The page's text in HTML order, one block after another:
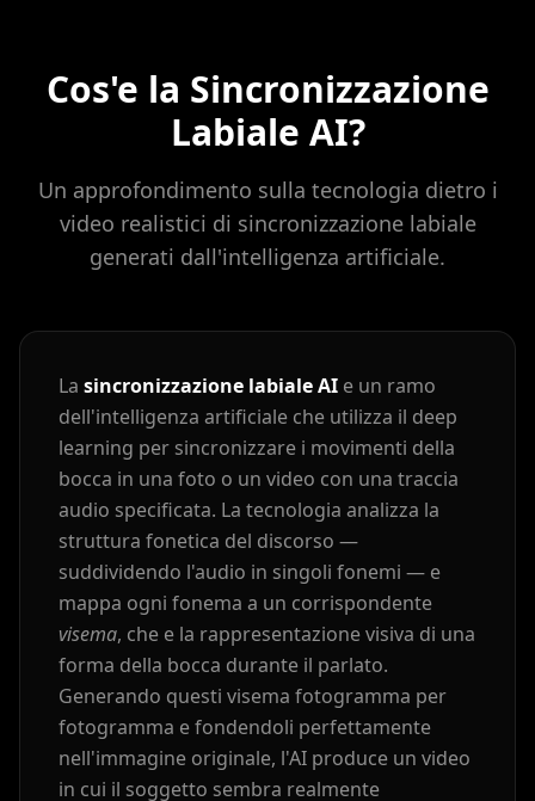
Reporter 10 Show Host 01
Show Host 03 Show Host 04
Show Host 05 Show Host 06 Show Host 07
Show Host 08 Show Host 09 Show Host 10
Cartoon 01 Cartoon 02 Cartoon 03
Cartoon 04 Cartoon 05 Cartoon 06
Cartoon 07 Cartoon 08 Cartoon 09
Cartoon 10 Pet Host 01 Pet Host 02
Pet Host 07
Baby 01
Baby 03 Baby 04 Baby 05
Cos'e la Sincronizzazione
Labiale AI?
Un approfondimento sulla tecnologia dietro i
video realistici di sincronizzazione labiale
generati dall'intelligenza artificiale.
La sincronizzazione labiale AI e un ramo
dell'intelligenza artificiale che utilizza il deep
learning per sincronizzare i movimenti della
bocca in una foto o un video con una traccia
audio specificata. La tecnologia analizza la
struttura fonetica del discorso —
suddividendo l'audio in singoli fonemi — e
mappa ogni fonema a un corrispondente
visema, che e la rappresentazione visiva di una
forma della bocca durante il parlato.
Generando questi visema fotogramma per
fotogramma e fondendoli perfettamente
nell'immagine originale, l'AI produce un video
in cui il soggetto sembra realmente